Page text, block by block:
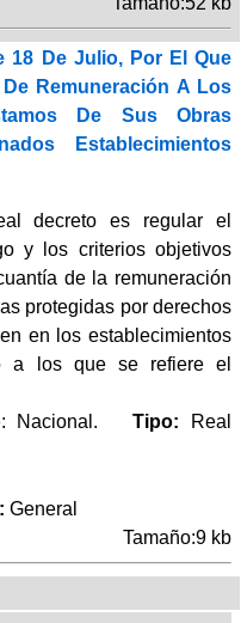
18 De Julio, Por El Que
Remuneración A Los
De Sus Obras
Establecimientos
decreto es regular el
y los criterios objetivos
de la remuneración
protegidas por derechos
en los establecimientos
a los que se refiere el
: Nacional.Tipo:
Real
General
Tamaño:9 kb